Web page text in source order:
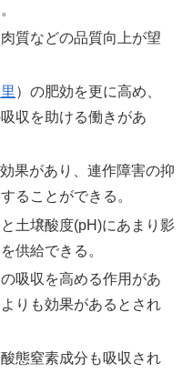
質などの品質向上が望
）の肥効を更に高め、
収を助ける働きがあ
果があり、連作障害の抑
ることができる。
土壌酸度(pH)にあまり影
供給できる。
吸収を高める作用があ
りも効果があるとされ
態窒素成分も吸収され